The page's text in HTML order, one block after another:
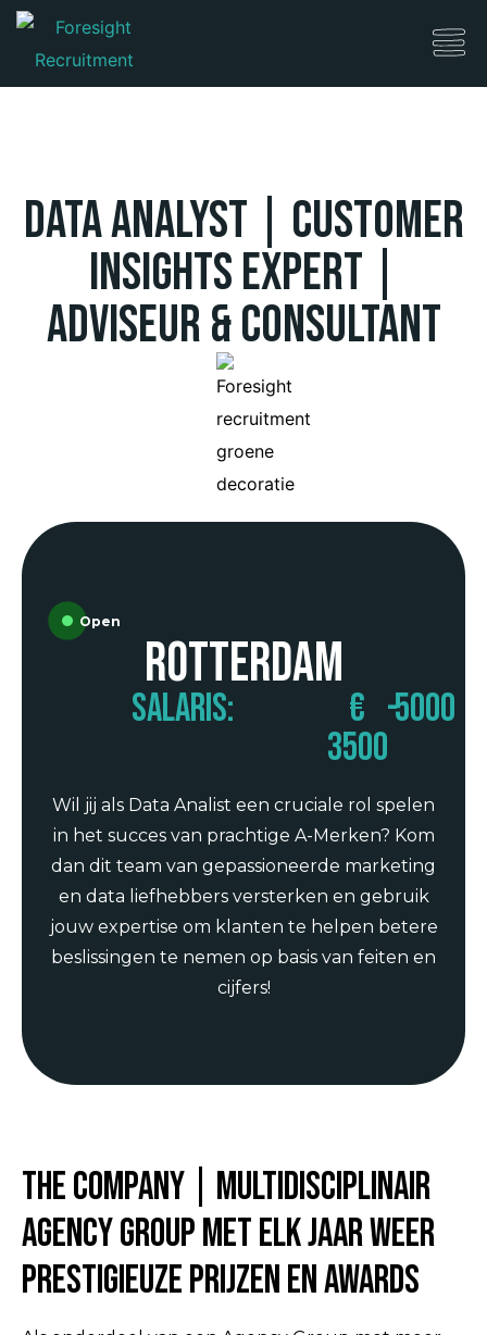
Data Analyst | Customer
Insights Expert |
Adviseur & Consultant
Open
Rotterdam
Salaris:
€
3500
-5000
Wil jij als Data Analist een cruciale rol spelen
in het succes van prachtige A-Merken? Kom
dan dit team van gepassioneerde marketing
en data liefhebbers versterken en gebruik
jouw expertise om klanten te helpen betere
beslissingen te nemen op basis van feiten en
cijfers!
The Company | Multidisciplinair
agency group met elk jaar weer
prestigieuze prijzen en awards